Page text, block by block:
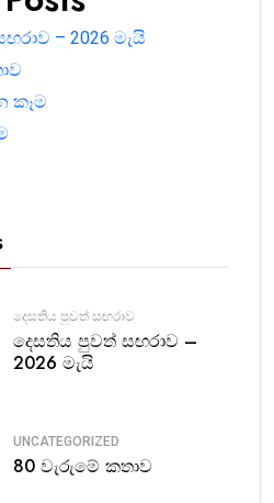
– 2026 මැයි
කෑම
දෙසතිය පුවත් සඟරාව
දෙසතිය පුවත් සඟරාව –
2026 මැයි
UNCATEGORIZED
80 වැරුමේ කතාව